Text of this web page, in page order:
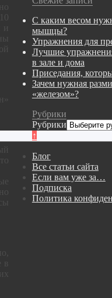
и
С каким весом
мышцы?
Упражнения для
Лучшие
в зале и дома
Приседания,
Зачем нужная
«железом»?
Рубрики
Рубрики
↑
Блог
Все статьи сайта
Если вам уже за…
Подписка
Политика